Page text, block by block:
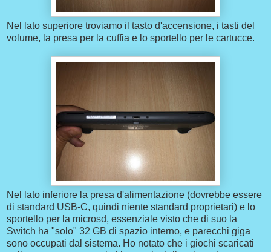
Nel lato superiore troviamo il tasto d'accensione, i tasti del
volume, la presa per la cuffia e lo sportello per le cartucce.
Nel lato inferiore la presa d'alimentazione (dovrebbe essere
di standard USB-C, quindi niente standard proprietari) e lo
sportello per la microsd, essenziale visto che di suo la
Switch ha "solo" 32 GB di spazio interno, e parecchi giga
sono occupati dal sistema. Ho notato che i giochi scaricati